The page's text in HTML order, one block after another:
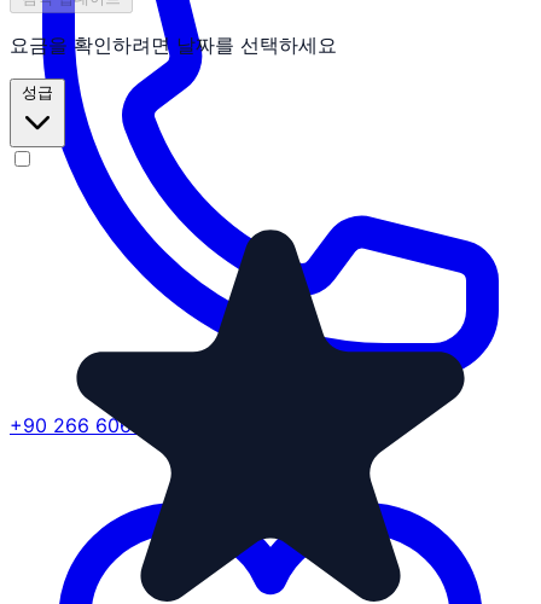
+90 266 606 01 85
요금을 확인하려면 날짜를 선택하세요